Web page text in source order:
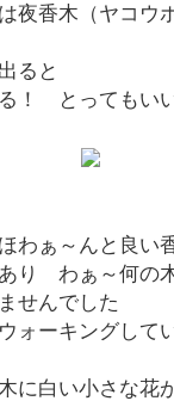
夜香木（ヤコウ
ると
！ とってもい
ぁ～んと良い
り わぁ～何の
せんでした
ォーキングして
に白い小さな花